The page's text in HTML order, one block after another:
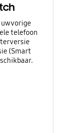
vorige
telefoon
(Smart